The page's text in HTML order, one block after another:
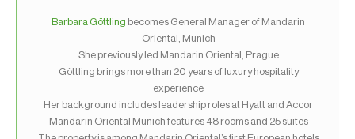
Barbara Göttling becomes General Manager of Mandarin
Oriental, Munich
She previously led Mandarin Oriental, Prague
Göttling brings more than 20 years of luxury hospitality
experience
Her background includes leadership roles at Hyatt and Accor
Mandarin Oriental Munich features 48 rooms and 25 suites